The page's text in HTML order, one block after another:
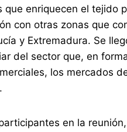
enriquecen el tejido
con otras zonas que
y Extremadura. Se
del sector que, en
los mercados
en la